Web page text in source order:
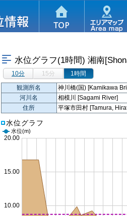
水位グラフ(1時間) 湘南
10分 15分
1時間
観測所名
神川橋(国) [Kamikawa
河川名
相模川 [Sagami River]
住所
平塚市田村 [Tamura,
水位グラフ
水位(m)